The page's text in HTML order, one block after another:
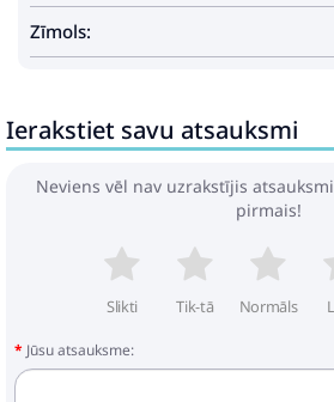
Zīmols:
Ierakstiet savu atsauksmi
Neviens vēl nav uzrakstījis
pirmais!
Slikti Tik-tā Normāls
Jūsu atsauksme: